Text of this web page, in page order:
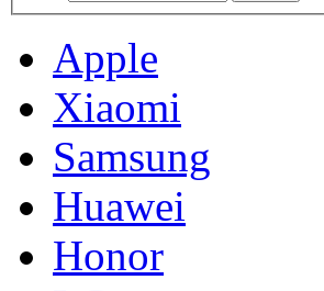
Apple
Xiaomi
Samsung
Huawei
Honor